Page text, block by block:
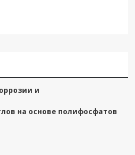
и
на основе полифосфатов